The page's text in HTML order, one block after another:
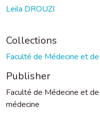
Leila DROUZI
Collections
Faculté de Médecine et
Publisher
Faculté de Médecine et
médecine